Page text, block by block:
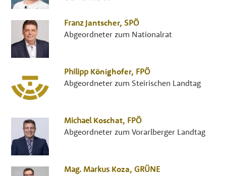
Franz Jantscher, SPÖ
Abgeordneter zum Nationalrat
Philipp Könighofer, FPÖ
Abgeordneter zum Steirischen Landtag
Michael Koschat, FPÖ
Abgeordneter zum Vorarlberger Landtag
Mag. Markus Koza, GRÜNE